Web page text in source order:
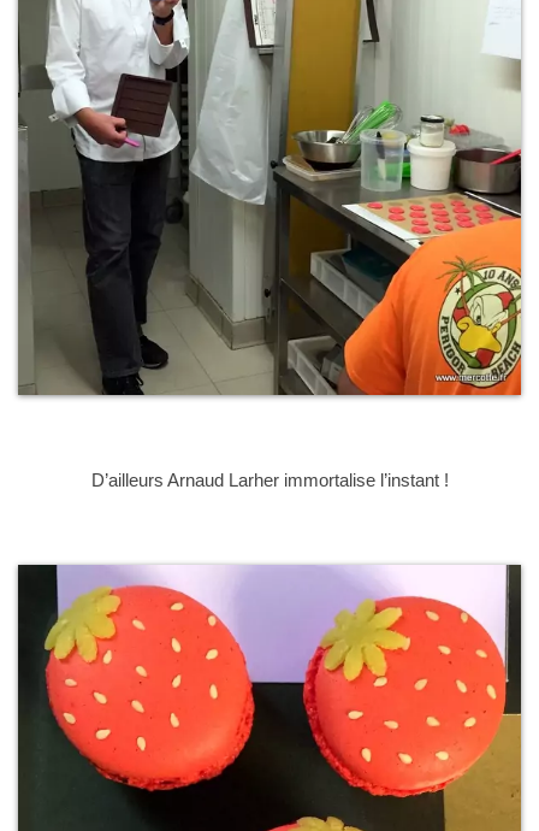
D’ailleurs Arnaud Larher immortalise l’instant !